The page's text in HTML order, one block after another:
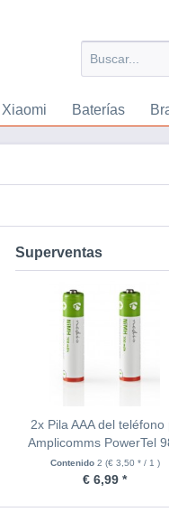
Xiaomi Baterías
Superventas
2x Pila AAA del teléfono
Amplicomms PowerTel
Contenido 2 (€ 3,50 * / 1 )
€ 6,99 *